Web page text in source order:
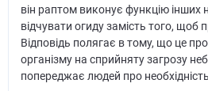
він раптом виконує функцію інших
відчувати огиду замість того, щоб
Відповідь полягає в тому, що це
організму на сприйняту загрозу
попереджає людей про